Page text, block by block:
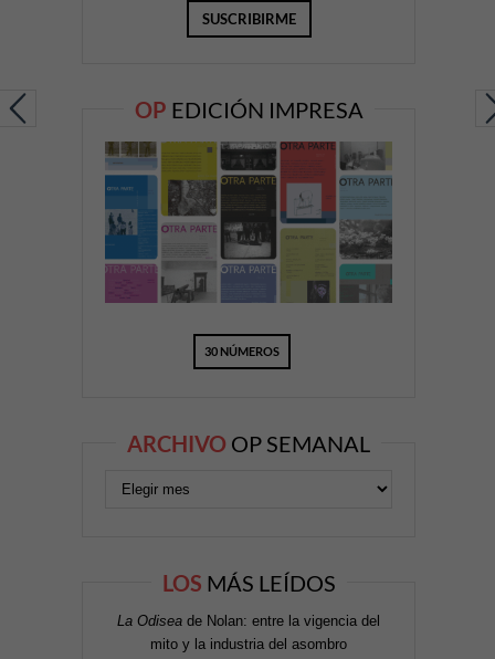
OP EDICIÓN IMPRESA
30 NÚMEROS
ARCHIVO OP SEMANAL
LOS MÁS LEÍDOS
La Odisea de Nolan: entre la vigencia del
mito y la industria del asombro